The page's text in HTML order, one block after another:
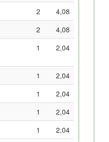
2
4,08
2
4,08
1 2,04
1
2,04
1
2,04
1
2,04
1
2,04